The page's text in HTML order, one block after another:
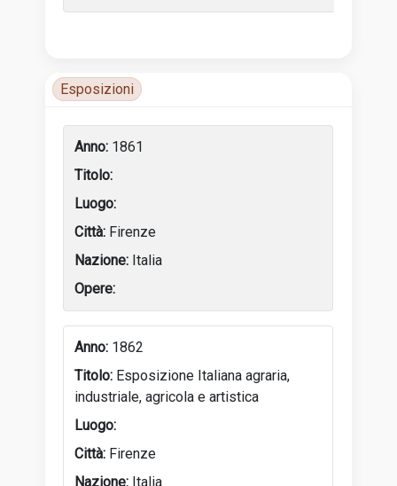
Esposizioni
1861
Firenze
Italia
1862
Esposizione Italiana agraria,
industriale, agricola e artistica
Firenze
Italia